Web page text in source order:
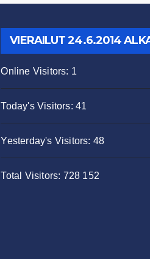
VIERAILUT 24.6.2014
Online Visitors: 1
Today's Visitors: 41
Yesterday's Visitors: 48
Total Visitors: 728 152